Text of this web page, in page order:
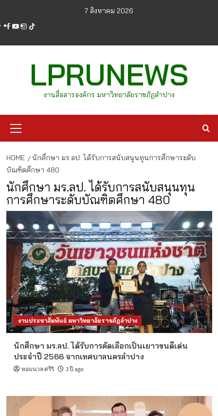
content
7 สิงหาคม 2026
facebook
youtube
instagram
tiktok
LPRUNEWS
งานสื่อสารองค์กร มหาวิทยาลัยราชภัฏลำปาง
Menu
HOME
นักศึกษา มร.ลป. ได้รับการสนับสนุนทุนการศึกษาระดับ
บัณฑิตศึกษา 480
นักศึกษา มร.ลป. ได้รับการสนับสนุนทุน
การศึกษาระดับบัณฑิตศึกษา 480
งานประชาสัมพันธ์ มหาวิทยาลัยราชภัฏลำปาง
นักศึกษา มร.ลป. ได้รับการคัดเลือกเป็นเยาวชนดีเด่น
ประจำปี 2566 จากเทศบาลนครลำปาง
หอมนวล ศรีริ 3 ปี ago